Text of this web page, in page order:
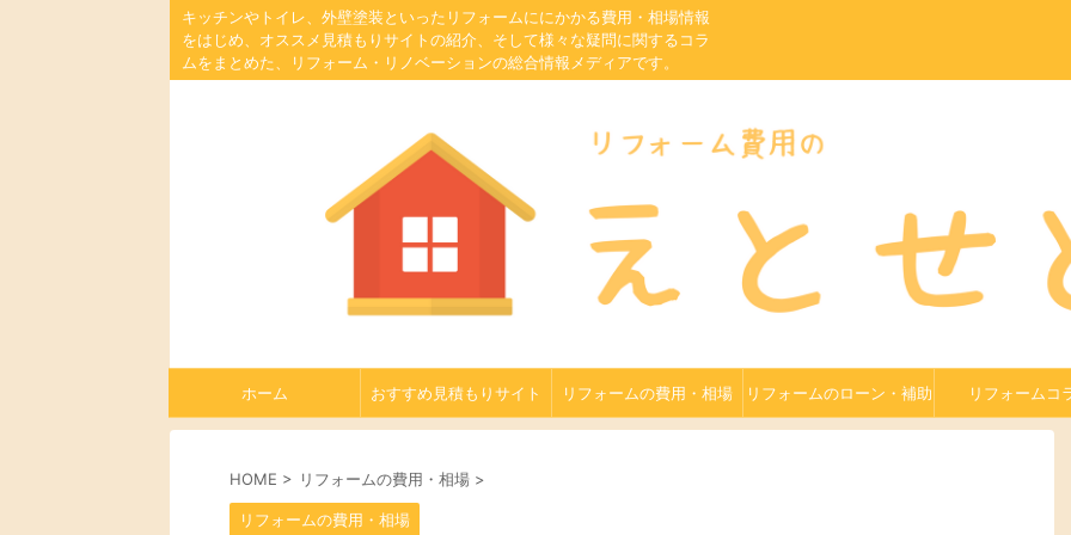
キッチンやトイレ、外壁塗装といったリフォームににかかる費用・相場情報
をはじめ、オススメ見積もりサイトの紹介、そして様々な疑問に関するコラ
ムをまとめた、リフォーム・リノベーションの総合情報メディアです。
ホーム おすすめ見積もりサイト リフォームの費用・相場 リフォームのローン・補助 リフォームコ
HOME > リフォームの費用・相場 >
リフォームの費用・相場